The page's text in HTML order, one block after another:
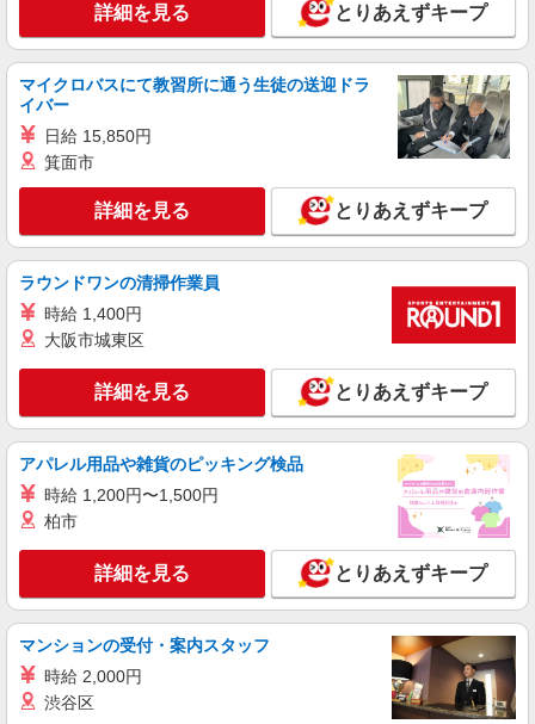
○。・゜+゜ 入社祝い金10万円支給(規定有) お友達
を紹介頂くと, インセンティブ支給(規定有) ゜・。
○。・゜+゜・。○。・゜+゜
三重県松阪市の楽天モバイルショップ
キープ 詳細を見る
派遣社員
株式会社シエロ
時給1300円〜1400円（経験・能力による） ※
残業代支給 ★交通費別途支給（規定あり） ゜
万円支給(規定有) お友達を紹介頂くと, インセンテ
ィブ支給(規定有) ★月2回払い・週払い可能（規程
有）★ ゜・。○。・゜+゜・。○。・゜+゜
三重県松阪市のsoftbankショップ
キープ 詳細を見る
紹介予定派遣
株式会社シエロ
新しいdocomoショップ『d garden』スタッ
フ
時給1500円〜 ※残業代支給 ★交通費別途支給
（規定あり） ゜+゜・。○。・゜+゜・。○。・゜
+゜ 入社祝い金10万円支給(規定有) お友達を紹介
頂くと, インセンティブ支給(規定有) ★月2回払
い・週払い可能（規程有）★ ゜・。○。・゜
+゜・。○。・゜+゜
キープ 詳細を見る
株式会社シエロ
【ソフトバンク】の店舗スタッフ
時給1250円〜1400円（経験・能力による） ※
詳細を見る とりあえずキープ
マイクロバスにて教習所に通う生徒の送迎ドラ
イバー
日給 15,850円
箕面市
詳細を見る とりあえずキープ
ラウンドワンの清掃作業員
時給 1,400円
大阪市城東区
詳細を見る とりあえずキープ
アパレル用品や雑貨のピッキング検品
時給 1,200円〜1,500円
柏市
詳細を見る とりあえずキープ
マンションの受付・案内スタッフ
時給 2,000円
渋谷区